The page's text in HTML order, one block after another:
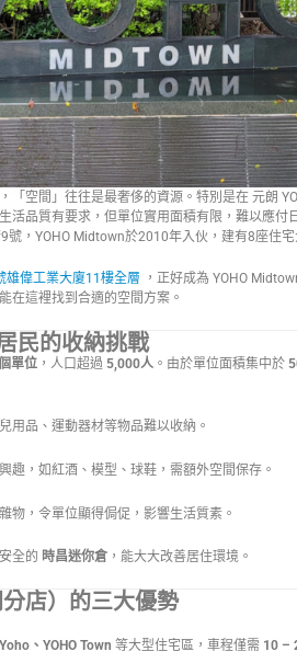
「空間」往往是最奢侈的資源。特別是在 元朗
活品質有要求，但單位實用面積有限，難以應付
號，YOHO Midtown於2010年入伙，建有8座住
雄偉工業大廈11樓全層 ，正好成為 YOHO
在這裡找到合適的空間方案。
民的收納挑戰
單位 ，人口超過 5,000人 。由於單位面積集中於
用品、運動器材等物品難以收納。
趣，如紅酒、模型、球鞋，需額外空間保存。
物，令單位顯得侷促，影響生活質素。
全的 時昌迷你倉 ，能大大改善居住環境。
店）的三大優勢
、YOHO Town 等大型住宅區，車程僅需 10 –